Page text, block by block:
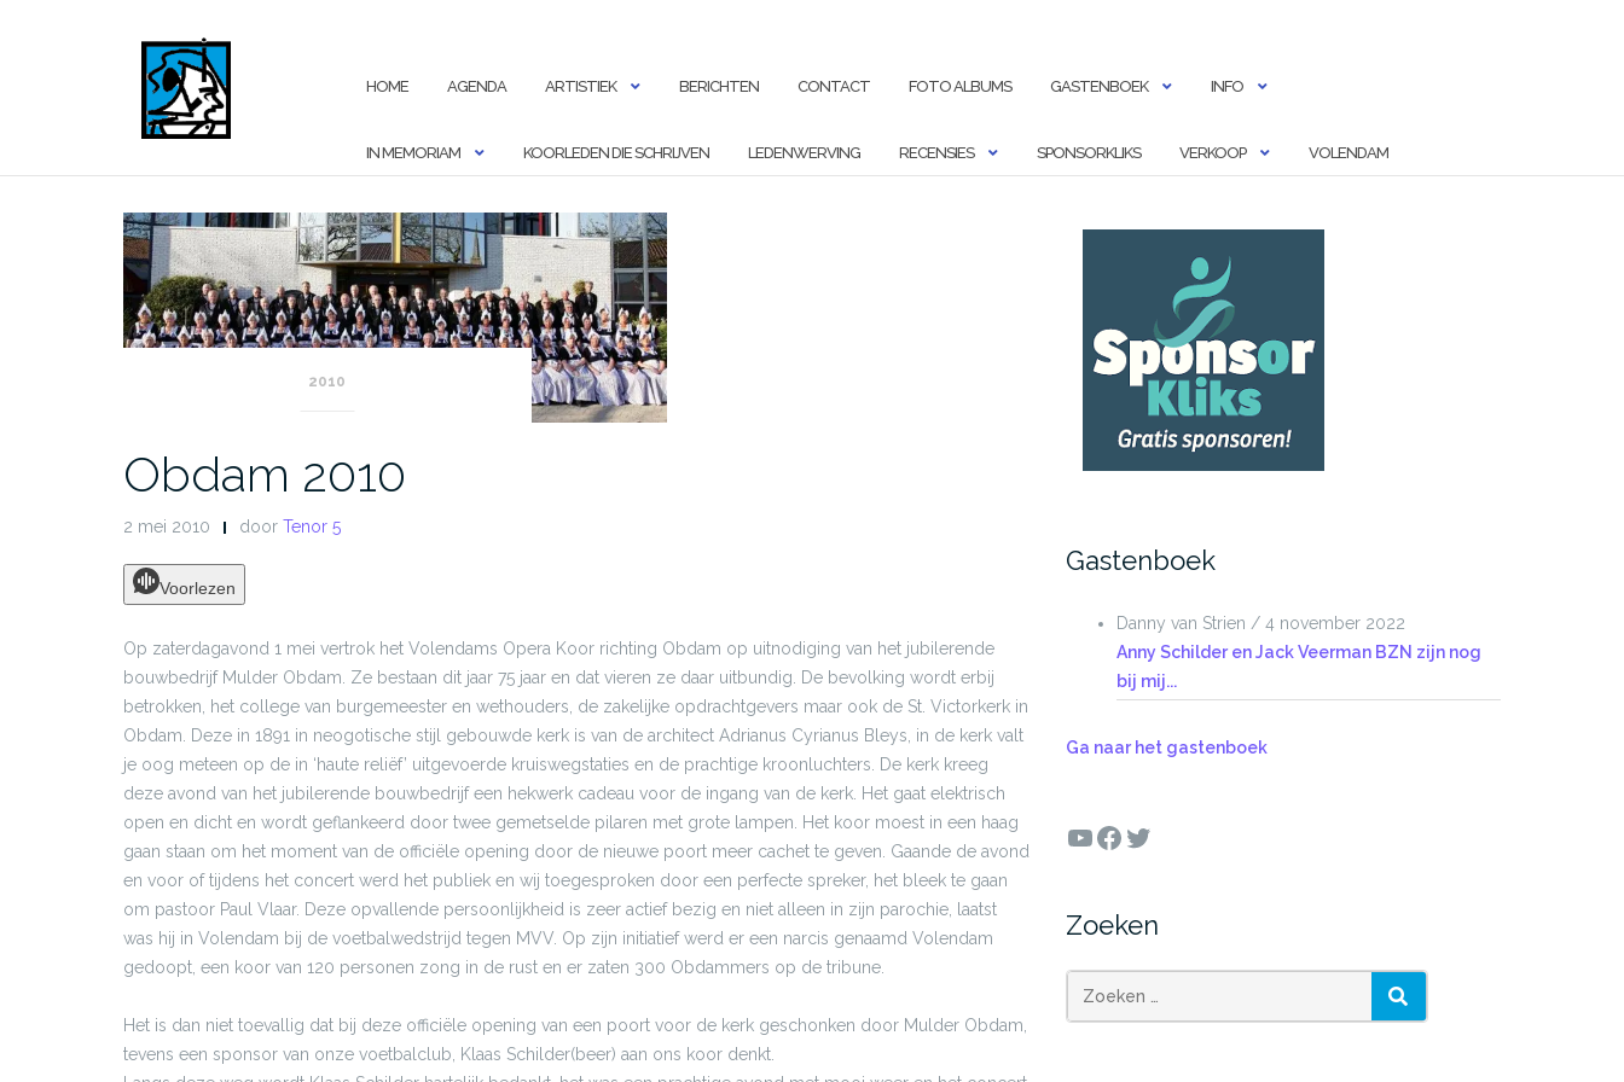
HOME AGENDA ARTISTIEK BERICHTEN CONTACT FOTO ALBUMS GASTENBOEK INFO
IN MEMORIAM KOORLEDEN DIE SCHRIJVEN LEDENWERVING RECENSIES SPONSORKLIKS VERKOOP VOLENDAM
2010
Obdam 2010
2 mei 2010 door Tenor 5
Voorlezen
Op zaterdagavond 1 mei vertrok het Volendams Opera Koor richting Obdam op uitnodiging van het jubilerende
bouwbedrijf Mulder Obdam. Ze bestaan dit jaar 75 jaar en dat vieren ze daar uitbundig. De bevolking wordt erbij
betrokken, het college van burgemeester en wethouders, de zakelijke opdrachtgevers maar ook de St. Victorkerk in
Obdam. Deze in 1891 in neogotische stijl gebouwde kerk is van de architect Adrianus Cyrianus Bleys, in de kerk valt
je oog meteen op de in ‘haute reliëf’ uitgevoerde kruiswegstaties en de prachtige kroonluchters. De kerk kreeg
deze avond van het jubilerende bouwbedrijf een hekwerk cadeau voor de ingang van de kerk. Het gaat elektrisch
open en dicht en wordt geflankeerd door twee gemetselde pilaren met grote lampen. Het koor moest in een haag
gaan staan om het moment van de officiële opening door de nieuwe poort meer cachet te geven. Gaande de avond
en voor of tijdens het concert werd het publiek en wij toegesproken door een perfecte spreker, het bleek te gaan
om pastoor Paul Vlaar. Deze opvallende persoonlijkheid is zeer actief bezig en niet alleen in zijn parochie, laatst
was hij in Volendam bij de voetbalwedstrijd tegen MVV. Op zijn initiatief werd er een narcis genaamd Volendam
gedoopt, een koor van 120 personen zong in de rust en er zaten 300 Obdammers op de tribune.
Het is dan niet toevallig dat bij deze officiële opening van een poort voor de kerk geschonken door Mulder Obdam,
tevens een sponsor van onze voetbalclub, Klaas Schilder(beer) aan ons koor denkt.
Gastenboek
Danny van Strien / 4 november 2022
Anny Schilder en Jack Veerman BZN zijn nog
bij mij...
Ga naar het gastenboek
YouTube
Facebook
Twitter
Zoeken
Zoeken ZOEKEN